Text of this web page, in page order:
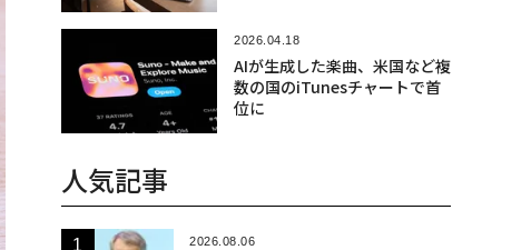
2026.04.18
AIが生成した楽曲、米国など複
数の国のiTunesチャートで首
位に
人気記事
2026.08.06